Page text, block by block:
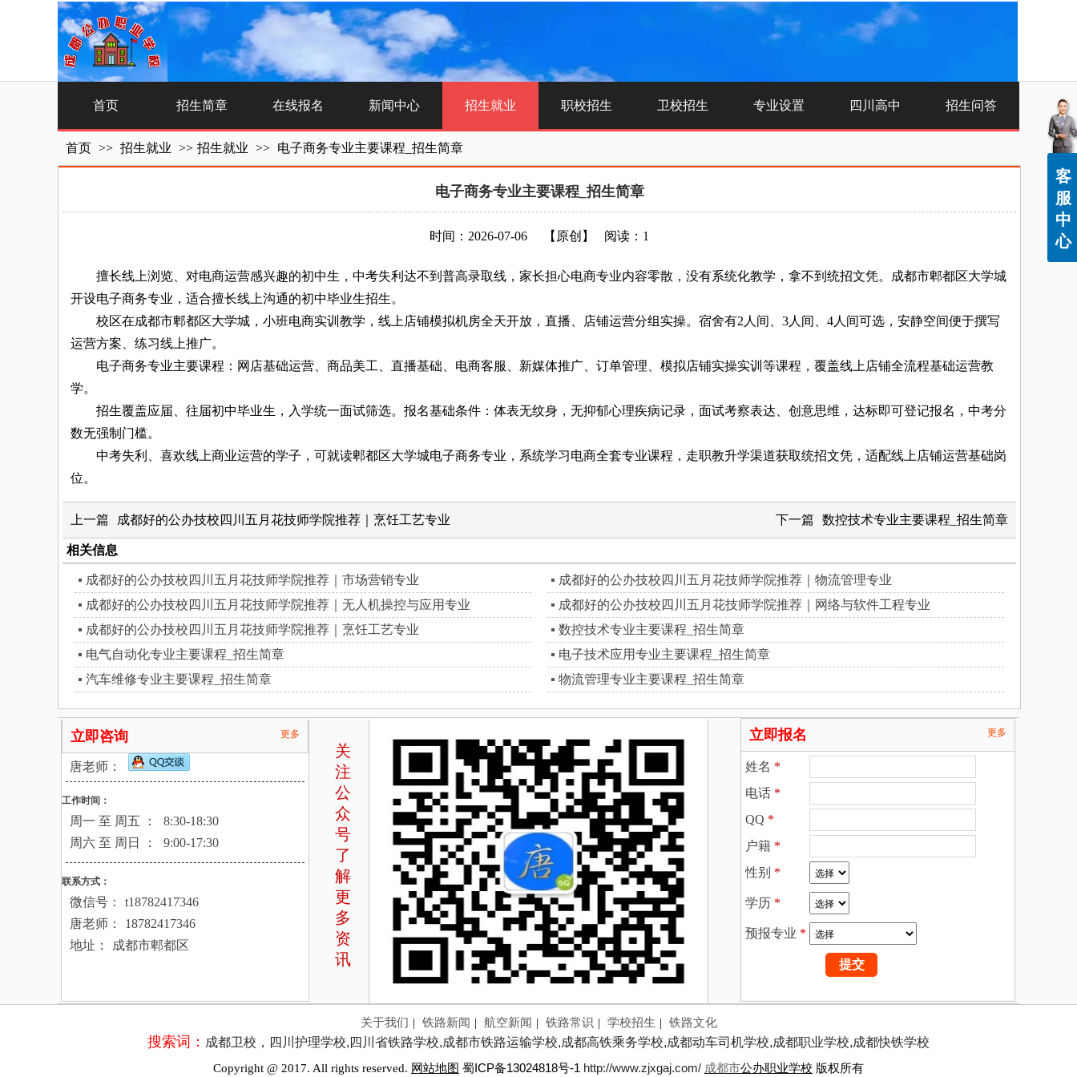
首页 招生简章 在线报名 新闻中心 招生就业 职校招生 卫校招生 专业设置 四川高中 招生问答
首页 >> 招生就业 >> 招生就业 >> 电子商务专业主要课程_招生简章
电子商务专业主要课程_招生简章
时间：2026-07-06 【原创】 阅读：1
擅长线上浏览、对电商运营感兴趣的初中生，中考失利达不到普高录取线，家长担心电商专业内容零散，没有系统化教学，拿不到统招文凭。成都市郫都区大学城
开设电子商务专业，适合擅长线上沟通的初中毕业生招生。
校区在成都市郫都区大学城，小班电商实训教学，线上店铺模拟机房全天开放，直播、店铺运营分组实操。宿舍有2人间、3人间、4人间可选，安静空间便于撰写
运营方案、练习线上推广。
电子商务专业主要课程：网店基础运营、商品美工、直播基础、电商客服、新媒体推广、订单管理、模拟店铺实操实训等课程，覆盖线上店铺全流程基础运营教
学。
招生覆盖应届、往届初中毕业生，入学统一面试筛选。报名基础条件：体表无纹身，无抑郁心理疾病记录，面试考察表达、创意思维，达标即可登记报名，中考分
数无强制门槛。
中考失利、喜欢线上商业运营的学子，可就读郫都区大学城电子商务专业，系统学习电商全套专业课程，走职教升学渠道获取统招文凭，适配线上店铺运营基础岗
位。
上一篇 成都好的公办技校四川五月花技师学院推荐｜烹饪工艺专业 下一篇 数控技术专业主要课程_招生简章
相关信息
成都好的公办技校四川五月花技师学院推荐｜市场营销专业
成都好的公办技校四川五月花技师学院推荐｜物流管理专业
成都好的公办技校四川五月花技师学院推荐｜无人机操控与应用专业
成都好的公办技校四川五月花技师学院推荐｜网络与软件工程专业
成都好的公办技校四川五月花技师学院推荐｜烹饪工艺专业
数控技术专业主要课程_招生简章
电气自动化专业主要课程_招生简章
电子技术应用专业主要课程_招生简章
汽车维修专业主要课程_招生简章
物流管理专业主要课程_招生简章
立即咨询 更多
唐老师：
工作时间：
周一 至 周五 ：
8:30-18:30
周六 至 周日 ：
9:00-17:30
联系方式：
微信号：
t18782417346
唐老师：
18782417346
地址：
成都市郫都区
立即报名 更多
姓名 *
电话 *
QQ *
户籍 *
性别 *
学历 *
预报专业 *
关
注
公
众
号
了
解
更
多
资
讯
关于我们 | 铁路新闻 | 航空新闻 | 铁路常识 | 学校招生 | 铁路文化
搜索词： 成都卫校，四川护理学校,四川省铁路学校,成都市铁路运输学校,成都高铁乘务学校,成都动车司机学校,成都职业学校,成都快铁学校
Copyright @ 2017. All rights reserved. 网站地图 蜀ICP备13024818号-1 http://www.zjxgaj.com/ 成都市公办职业学校 版权所有
客
服
中
心